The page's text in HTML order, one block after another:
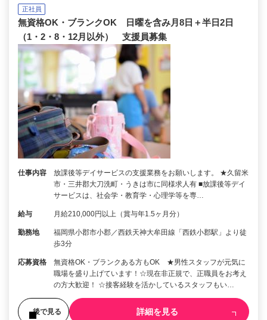
正社員
無資格OK・ブランクOK 日曜を含み月8日＋半日2日
（1・2・8・12月以外） 支援員募集
仕事内容
放課後等デイサービスの支援業務をお願いします。 ★久留米
市・三井郡大刀洗町・うきは市に同様求人有 ■放課後等デイ
サービスは、社会学・教育学・心理学等を専…
給与 月給210,000円以上（賞与年1.5ヶ月分）
勤務地
福岡県小郡市小郡／西鉄天神大牟田線「西鉄小郡駅」より徒
歩3分
応募資格
無資格OK・ブランクある方もOK ★男性スタッフが元気に
職場を盛り上げています！☆現在非正規で、正職員をお考え
の方大歓迎！ ☆接客経験を活かしているスタッフもい…
後で見る 詳細を見る